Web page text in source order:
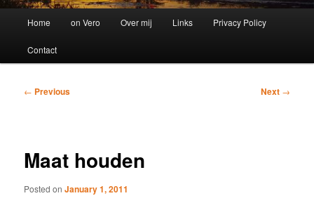
Home on Vero Over mij Links Privacy Policy
Contact
Post
← Previous Next →
Maat houden
Posted onJanuary 1, 2011